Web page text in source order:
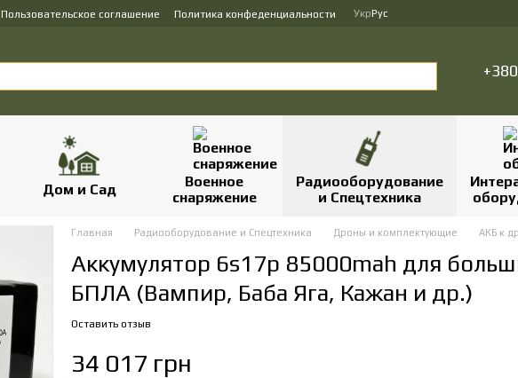
Пользовательское соглашение Политика конфеденциальности УкрРус
Дом и Сад
Военное
снаряжение
Радиооборудование
и Спецтехника
Главная Радиооборудование и Спецтехника Дроны и комплектующие АКБ к
Аккумулятор 6s17p 85000mah для
БПЛА (Вампир, Баба Яга, Кажан и др.)
Оставить отзыв
34 017 грн